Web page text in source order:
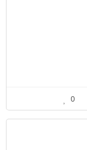
0